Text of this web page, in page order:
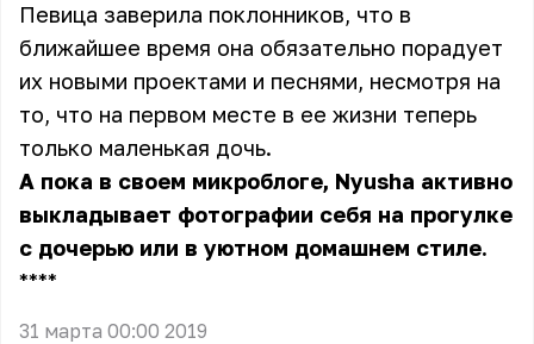
Певица заверила поклонников, что в
ближайшее время она обязательно порадует
их новыми проектами и песнями, несмотря на
то, что на первом месте в ее жизни теперь
только маленькая дочь.
А пока в своем микроблоге, Nyusha активно
выкладывает фотографии себя на прогулке
с дочерью или в уютном домашнем стиле.
** **
31 марта 00:00 2019